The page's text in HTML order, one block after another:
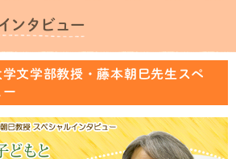
文学部教授・藤本朝巳先生スペ
ー